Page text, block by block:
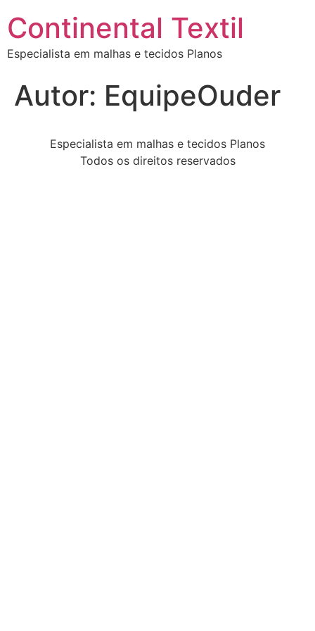
Continental Textil
Especialista em malhas e tecidos Planos
Autor: EquipeOuder
Especialista em malhas e tecidos Planos
Todos os direitos reservados